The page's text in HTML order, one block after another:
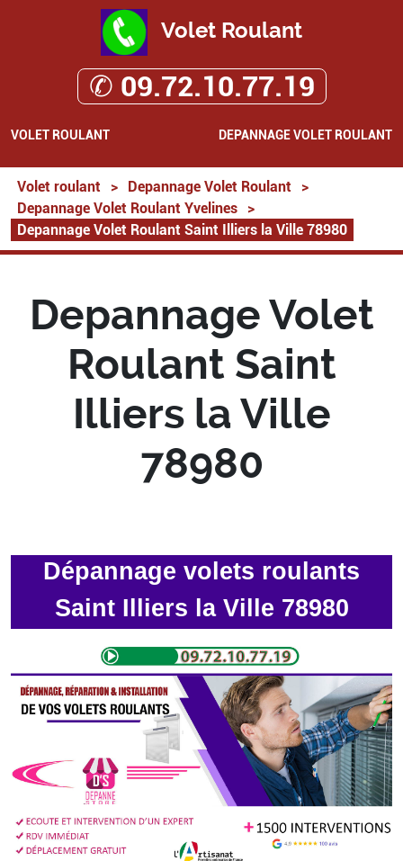
Volet Roulant
✆ 09.72.10.77.19
VOLET ROULANT DEPANNAGE VOLET ROULANT
Volet roulant > Depannage Volet Roulant
>
Depannage Volet Roulant Yvelines
>
Depannage Volet Roulant Saint Illiers la Ville 78980
Depannage Volet
Roulant Saint
Illiers la Ville
78980
Dépannage volets roulants
Saint Illiers la Ville 78980